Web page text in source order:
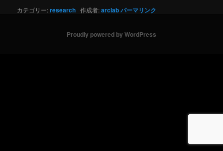
カテゴリー:research 作成者:arclabパーマリンク
Proudly powered by WordPress